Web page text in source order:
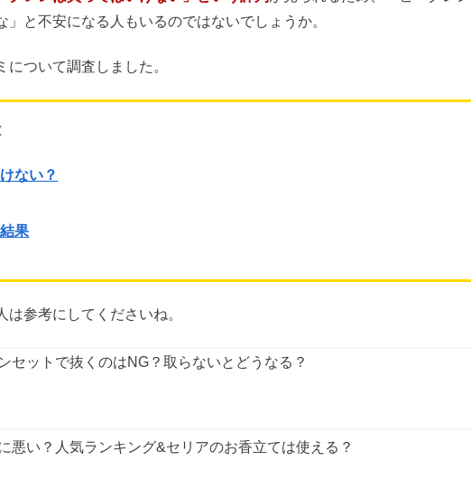
れに最適な化粧品を提案するアメリカの化粧品ブランド、
ない？